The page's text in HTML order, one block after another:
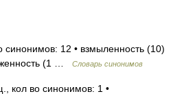
12 • взмыленность (10)
(1 …
Словарь синонимов
кол во синонимов: 1 •